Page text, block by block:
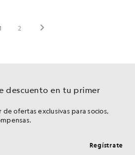
descuento en tu primer
ofertas exclusivas para socios,
Regístrate